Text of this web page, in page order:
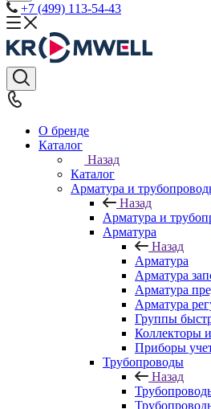
+7 (499) 113-54-43
О бренде
Каталог
Назад
Каталог
Арматура и
Назад
Арматура и
Арматура
Назад
Арматура
Арматура
Арматура
Арматура
Группы
Коллекторы
Приборы
Трубопроводы
Назад